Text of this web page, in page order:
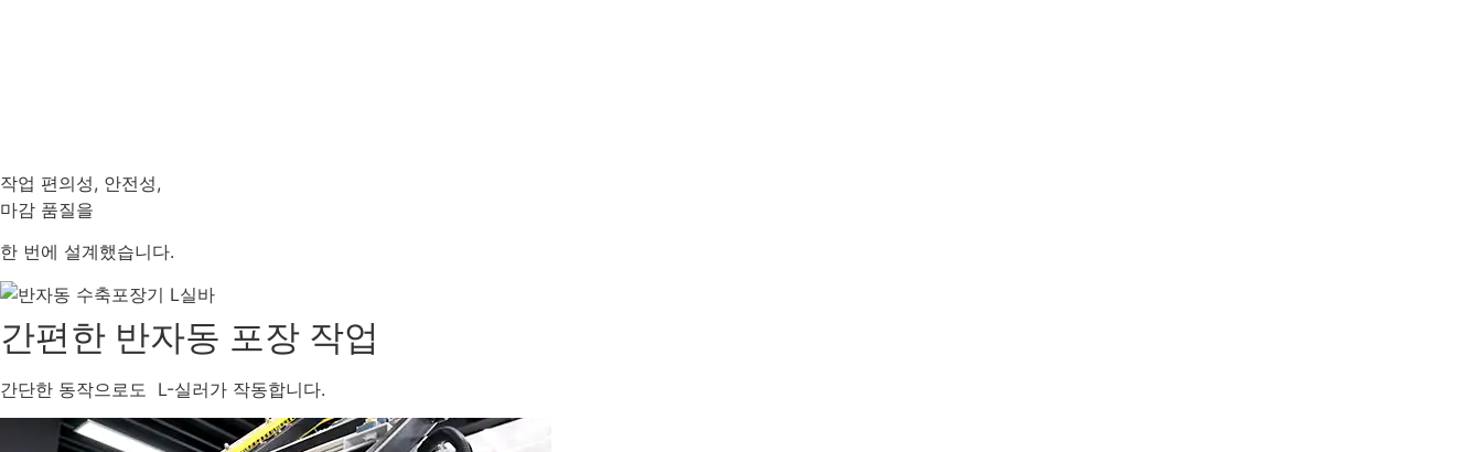
작업 편의성, 안전성,
마감 품질을
한 번에 설계했습니다.
간편한 반자동 포장 작업
간단한 동작으로도 L-실러가 작동합니다.